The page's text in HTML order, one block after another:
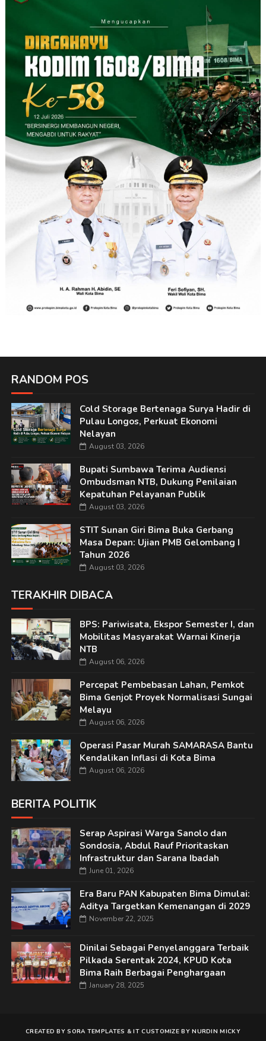
RANDOM POS
Cold Storage Bertenaga Surya Hadir di
Pulau Longos, Perkuat Ekonomi
Nelayan
August 03, 2026
Bupati Sumbawa Terima Audiensi
Ombudsman NTB, Dukung Penilaian
Kepatuhan Pelayanan Publik
August 03, 2026
STIT Sunan Giri Bima Buka Gerbang
Masa Depan: Ujian PMB Gelombang I
Tahun 2026
August 03, 2026
TERAKHIR DIBACA
BPS: Pariwisata, Ekspor Semester I, dan
Mobilitas Masyarakat Warnai Kinerja
NTB
August 06, 2026
Percepat Pembebasan Lahan, Pemkot
Bima Genjot Proyek Normalisasi Sungai
Melayu
August 06, 2026
Operasi Pasar Murah SAMARASA Bantu
Kendalikan Inflasi di Kota Bima
August 06, 2026
BERITA POLITIK
Serap Aspirasi Warga Sanolo dan
Sondosia, Abdul Rauf Prioritaskan
Infrastruktur dan Sarana Ibadah
June 01, 2026
Era Baru PAN Kabupaten Bima Dimulai:
Aditya Targetkan Kemenangan di 2029
November 22, 2025
Dinilai Sebagai Penyelanggara Terbaik
Pilkada Serentak 2024, KPUD Kota
Bima Raih Berbagai Penghargaan
January 28, 2025
CREATED BYSORA TEMPLATES &IT CUSTOMIZE BYNURDIN MICKY